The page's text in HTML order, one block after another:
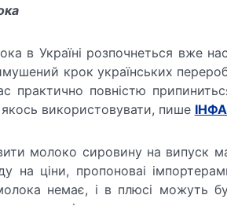
в Україні розпочнеться вже
крок українських
практично повністю
використовувати, пише
молоко сировину на випуск
на ціни, пропоноваі
немає, і в плюсі можуть